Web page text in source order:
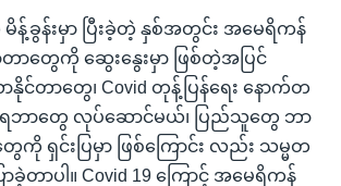
မိန့်ခွန်းမှာ ပြီးခဲ့တဲ့ နှစ်အတွင်း အမေရိကန်
ာတွေကို ဆွေးနွေးမှာ ဖြစ်တဲ့အပြင်
နိုင်တာတွေ၊ Covid တုန့်ပြန်ရေး နောက်တ
ဘာတွေ လုပ်ဆောင်မယ်၊ ပြည်သူတွေ ဘာ
ရှင်းပြမှာ ဖြစ်ကြောင်း လည်း သမ္မတ
ခဲ့တာပါ။ Covid 19 ကြောင့် အမေရိကန်